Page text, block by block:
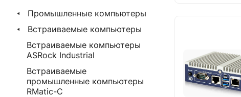
Промышленные компьютеры
Встраиваемые компьютеры
Встраиваемые компьютеры
ASRock Industrial
Встраиваемые
промышленные компьютеры
RMatic-C